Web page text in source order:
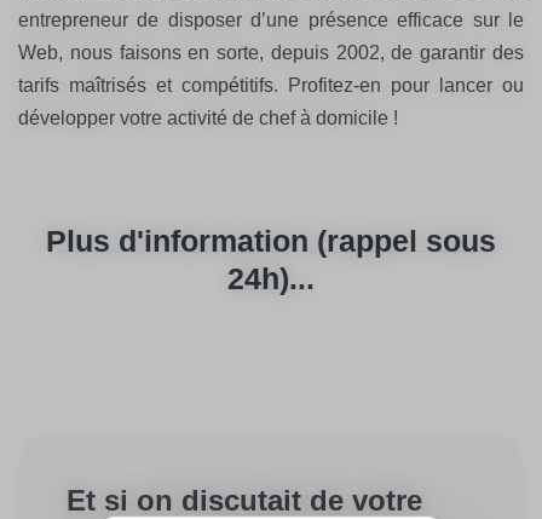
entrepreneur de disposer d’une présence efficace sur le
Web, nous faisons en sorte, depuis 2002, de garantir des
tarifs maîtrisés et compétitifs. Profitez-en pour lancer ou
développer votre activité de chef à domicile !
Plus d'information (rappel sous
24h)...
Et si on discutait de votre